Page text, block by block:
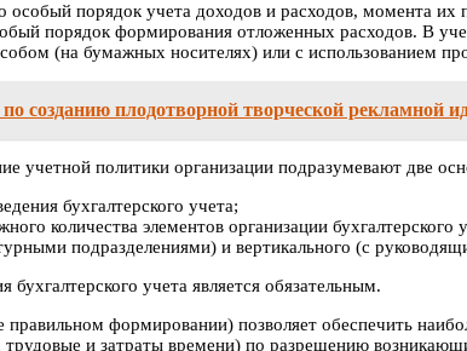
особый порядок учета доходов и расходов, момента их
порядок формирования отложенных расходов. В
(на бумажных носителях) или с использованием
созданию плодотворной творческой рекламной
учетной политики организации подразумевают две
бухгалтерского учета;
количества элементов организации
подразделениями) и вертикального (с
учета является обязательным.
формировании) позволяет обеспечить
и затраты времени) по разрешению